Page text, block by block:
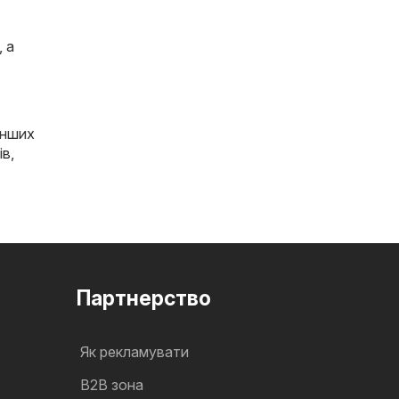
а
,
Партнерство
Як рекламувати
B2B зона